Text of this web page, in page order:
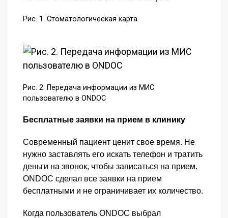
Рис. 1. Стоматологическая карта
Рис. 2. Передача информации из МИС
пользователю в ONDOC
Бесплатные заявки на прием в клинику
Современный пациент ценит свое время. Не
нужно заставлять его искать телефон и тратить
деньги на звонок, чтобы записаться на прием.
ONDOC сделал все заявки на прием
бесплатными и не ограничивает их количество.
Когда пользователь ONDOC выбрал